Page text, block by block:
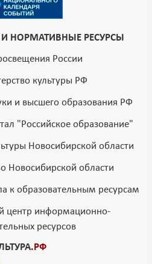
НОРМАТИВНЫЕ РЕСУРСЫ
России
культуры РФ
и высшего образования РФ
"Российское образование"
Новосибирской области
Новосибирской области
к образовательным ресурсам
центр информационно-
ресурсов
.РФ